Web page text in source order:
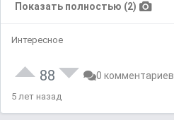
Показать полностью (2)
Интересное
88 0 комментариев
5 лет назад